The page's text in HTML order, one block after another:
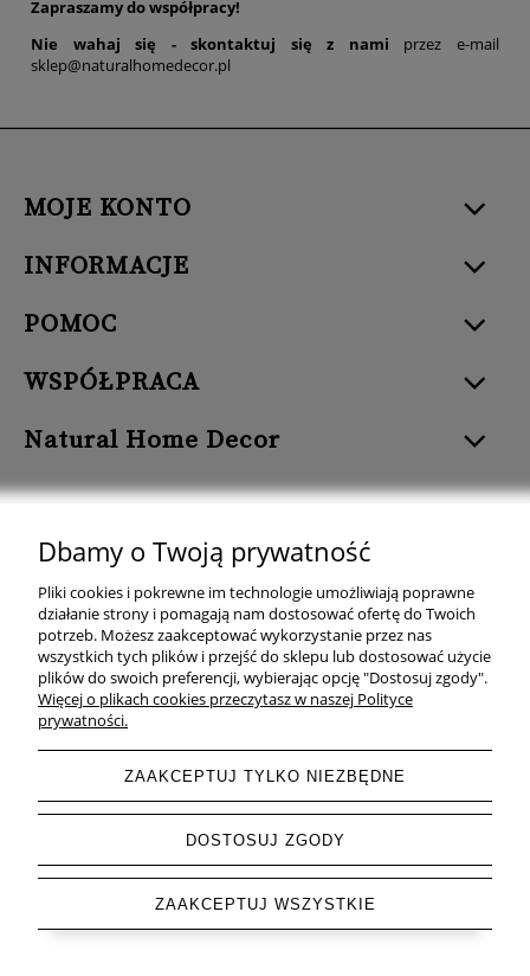
Zapraszamy do współpracy!
Nie wahaj się -
skontaktuj się z nami przez e-mail
sklep@naturalhomedecor.pl
MOJE KONTO
INFORMACJE
POMOC
WSPÓŁPRACA
Natural Home Decor
Natural Home Decor | E-mail: sklep at naturalhomedecor.pl | Tel.:
507 707 299 | NIP: 7971800592 | REGON: 381429127
Copyright © 2026 - Naturalhomedecor.pl
Dbamy o Twoją prywatność
Pliki cookies i pokrewne im technologie umożliwiają poprawne
działanie strony i pomagają nam dostosować ofertę do Twoich
potrzeb. Możesz zaakceptować wykorzystanie przez nas
wszystkich tych plików i przejść do sklepu lub dostosować użycie
plików do swoich preferencji, wybierając opcję "Dostosuj zgody".
Więcej o plikach cookies przeczytasz w naszej Polityce
prywatności.
ZAAKCEPTUJ TYLKO NIEZBĘDNE
DOSTOSUJ ZGODY
ZAAKCEPTUJ WSZYSTKIE